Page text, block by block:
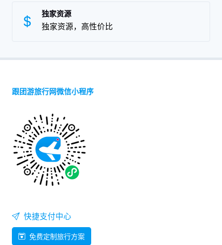
独家资源
独家资源，高性价比
跟团游旅行网微信小程序
快捷支付中心
免费定制旅行方案